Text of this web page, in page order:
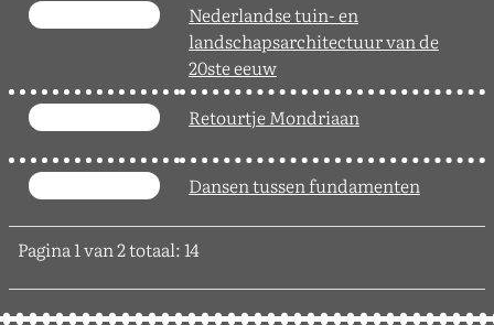
Pagina 1 van 2 totaal: 14
Nederlandse tuin- en
landschapsarchitectuur van de
20ste eeuw
Retourtje Mondriaan
Dansen tussen fundamenten